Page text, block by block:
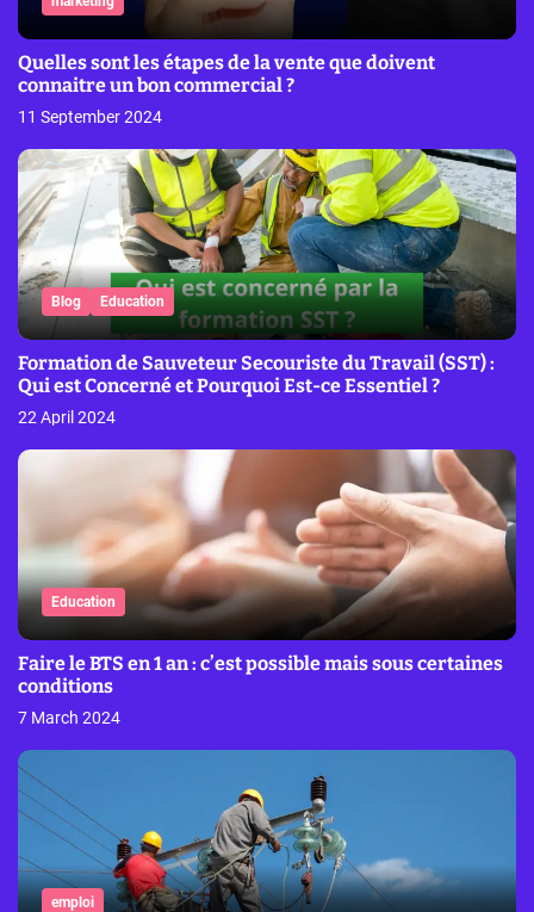
Quelles sont les étapes de la vente que doivent
connaitre un bon commercial ?
11 September 2024
Blog Education
Formation de Sauveteur Secouriste du Travail (SST) :
Qui est Concerné et Pourquoi Est-ce Essentiel ?
22 April 2024
Education
Faire le BTS en 1 an : c’est possible mais sous certaines
conditions
7 March 2024
emploi